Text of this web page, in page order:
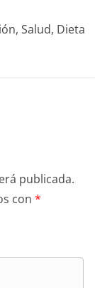
Salud, Dieta
publicada.
con *